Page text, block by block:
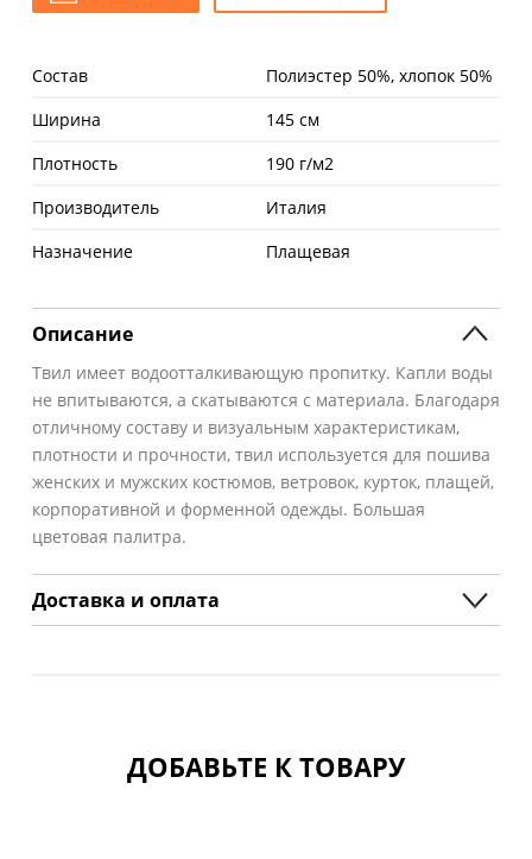
Состав
Полиэстер 50%, хлопок 50%
Ширина
145 см
Плотность
190 г/м2
Производитель
Италия
Назначение
Плащевая
Описание
Твил имеет водоотталкивающую пропитку. Капли воды
не впитываются, а скатываются с материала. Благодаря
отличному составу и визуальным характеристикам,
плотности и прочности, твил используется для пошива
женских и мужских костюмов, ветровок, курток, плащей,
корпоративной и форменной одежды. Большая
цветовая палитра.
Доставка и оплата
ДОБАВЬТЕ К ТОВАРУ